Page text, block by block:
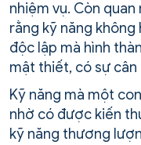
nhiệm vụ. Còn quan
rằng kỹ năng
độc lập mà hình
mật thiết, có sự
Kỹ năng mà một
nhờ có được kiến
kỹ năng thương